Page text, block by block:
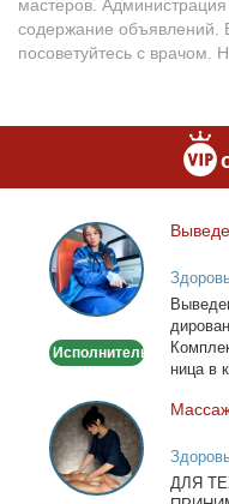
мастеров. Администрация
содержание объявлений.
посоветуйтесь с врачом.
Выведение
из
запоя.
Капельница,
Исполнитель
ни­ца в
Массаж
лица
и
тела
ДЛЯ